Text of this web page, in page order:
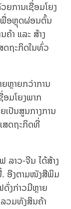
ການເຊື່ອມໂຍງ
ພື່ອຫຼຸດຜ່ອນຕົ້ນ
ຄ້າ ແລະ ສ້າງ
ດຖະກິດໃນທົ່ວ
ຫຼາຍກວ່າການ
ອມໂຍງພາກ
ປັນສູນກາງການ
ສດຖະກິດທີ່
ລາວ-ຈີນ ໄດ້ສ້າງ
. ອີງຕາມໜັງສືພິມ
ງກ່າວມີຫຼາຍ
ວມທັງສິນຄ້າ